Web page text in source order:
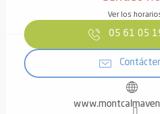
Ver los
05 61 05